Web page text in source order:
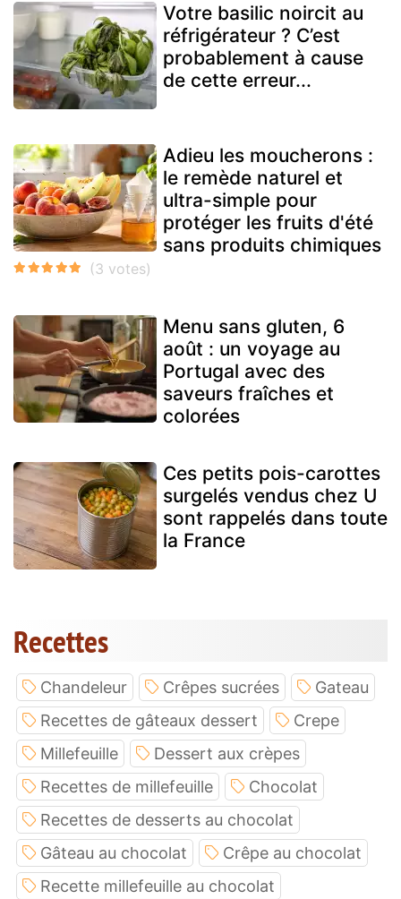
Votre basilic noircit au
réfrigérateur ? C’est
probablement à cause
de cette erreur...
Adieu les moucherons :
le remède naturel et
ultra-simple pour
protéger les fruits d'été
sans produits chimiques
Menu sans gluten, 6
août : un voyage au
Portugal avec des
saveurs fraîches et
colorées
Ces petits pois-carottes
surgelés vendus chez U
sont rappelés dans toute
la France
Recettes
Chandeleur Crêpes sucrées
Gateau
Recettes de gâteaux dessert
Crepe
Millefeuille
Dessert aux crèpes
Recettes de millefeuille
Chocolat
Recettes de desserts au chocolat
Gâteau au chocolat
Crêpe au chocolat
Recette millefeuille au chocolat